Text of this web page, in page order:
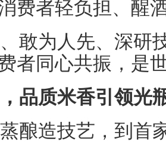
费者轻负担、醒
敢为人先、深研
者同心共振，是
品质米香引领光
酿造技艺，到首